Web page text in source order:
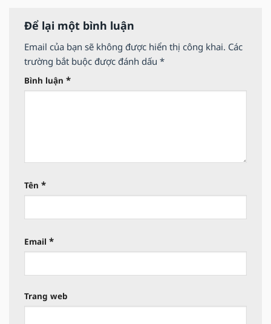
Để lại một bình luận
Email của bạn sẽ không được hiển thị công khai. Các
trường bắt buộc được đánh dấu *
Bình luận *
Tên *
Email *
Trang web